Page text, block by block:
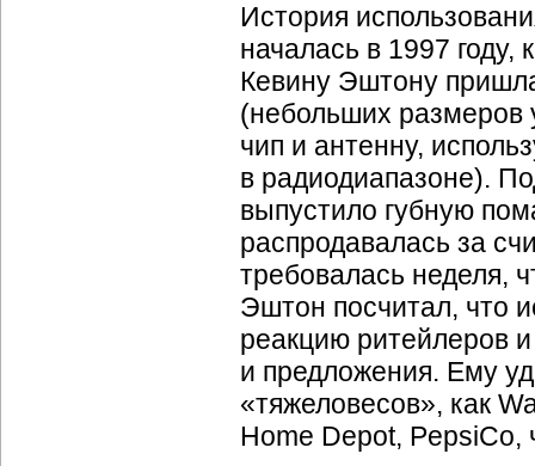
История
началась в 1997 году,
Кевину Эштону
(небольших размеров
чип и антенну,
в радиодиапазоне).
выпустило губную
распродавалась за
требовалась неделя,
Эштон посчитал, что
реакцию ритейлеров
и предложения. Ему
«тяжеловесов», как
Home Depot, PepsiCo,